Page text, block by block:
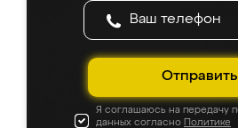
Отправить
Я соглашаюсь на передачу
данных согласно Политике